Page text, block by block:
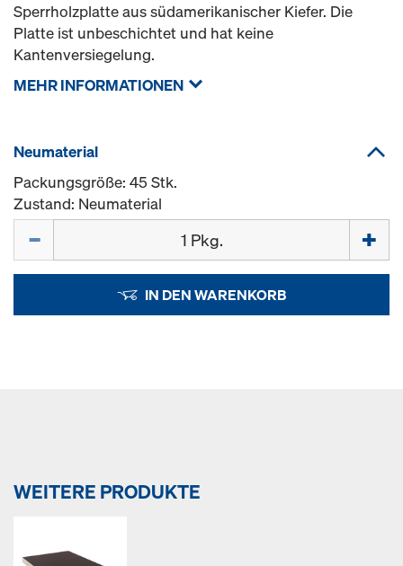
Sperrholzplatte aus südamerikanischer Kiefer. Die
Platte ist unbeschichtet und hat keine
Kantenversiegelung.
MEHR INFORMATIONEN
Neumaterial
Packungsgröße: 45 Stk.
Zustand: Neumaterial
IN DEN WARENKORB
WEITERE PRODUKTE